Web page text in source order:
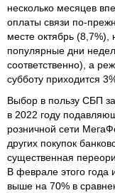
несколько месяцев
оплаты связи по-
месте октябрь
популярные дни
соответственно), а
субботу приходится
Выбор в пользу СБП
в 2022 году
розничной сети
других покупок
существенная
В феврале этого
выше на 70% в